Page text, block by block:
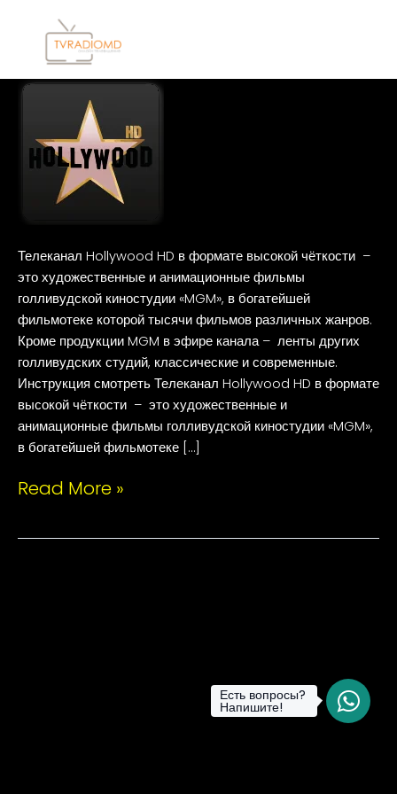
содержимому
Телеканал Hollywood HD в формате высокой чёткости –
это художественные и анимационные фильмы
голливудской киностудии «MGM», в богатейшей
фильмотеке которой тысячи фильмов различных жанров.
Кроме продукции MGM в эфире канала – ленты других
голливудских студий, классические и современные.
Инструкция смотреть Телеканал Hollywood HD в формате
высокой чёткости – это художественные и
анимационные фильмы голливудской киностудии «MGM»,
в богатейшей фильмотеке […]
Hollywood
Read More »
Есть вопросы?
Напишите!